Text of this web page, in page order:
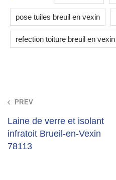
pose tuiles breuil en vexin
refection toiture breuil en vexin
Post
PREV
Laine de verre et isolant
infratoit Brueil-en-Vexin
78113